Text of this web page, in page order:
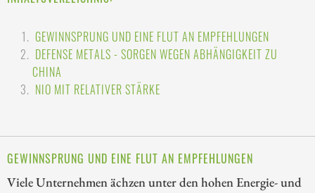
GEWINNSPRUNG UND EINE FLUT AN EMPFEHLUNGEN
DEFENSE METALS - SORGEN WEGEN ABHÄNGIGKEIT ZU
CHINA
NIO MIT RELATIVER STÄRKE
GEWINNSPRUNG UND EINE FLUT AN EMPFEHLUNGEN
Viele Unternehmen ächzen unter den hohen Energie- und